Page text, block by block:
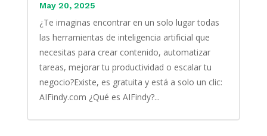
May 20, 2025
¿Te imaginas encontrar en un solo lugar todas
las herramientas de inteligencia artificial que
necesitas para crear contenido, automatizar
tareas, mejorar tu productividad o escalar tu
negocio?Existe, es gratuita y está a solo un clic:
AIFindy.com ¿Qué es AIFindy?...